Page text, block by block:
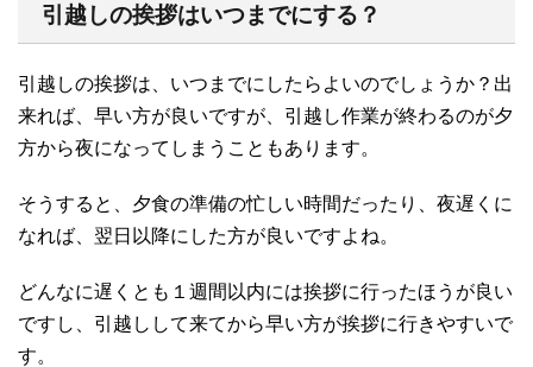
引越しの挨拶はいつまでにする？
引越しの挨拶は、いつまでにしたらよいのでしょうか？出
来れば、早い方が良いですが、引越し作業が終わるのが夕
方から夜になってしまうこともあります。
そうすると、夕食の準備の忙しい時間だったり、夜遅くに
なれば、翌日以降にした方が良いですよね。
どんなに遅くとも１週間以内には挨拶に行ったほうが良い
ですし、引越しして来てから早い方が挨拶に行きやすいで
す。